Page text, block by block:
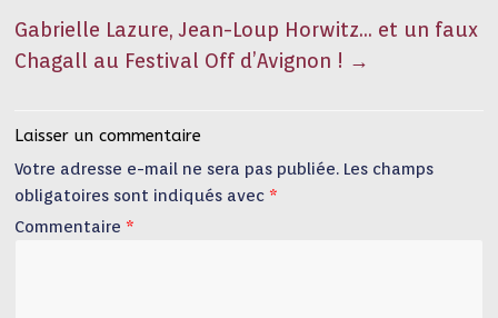
Gabrielle Lazure, Jean-Loup Horwitz… et un faux
Chagall au Festival Off d’Avignon ! →
Laisser un commentaire
Votre adresse e-mail ne sera pas publiée. Les champs
obligatoires sont indiqués avec *
Commentaire *